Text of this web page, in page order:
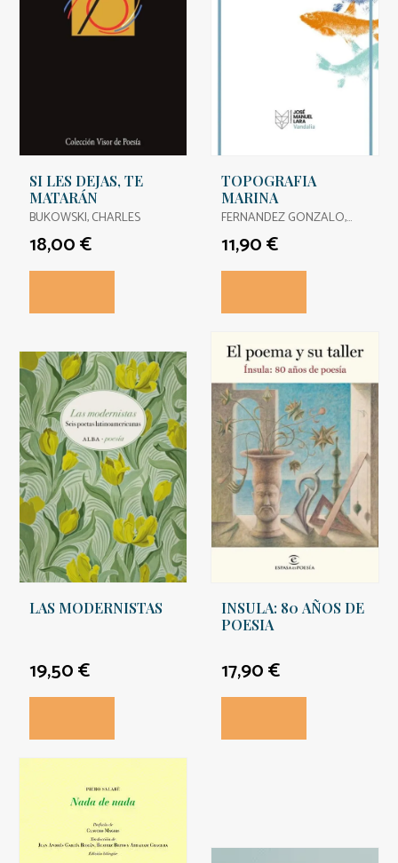
SI LES DEJAS, TE
MATARÁN
BUKOWSKI, CHARLES
18,00 €
TOPOGRAFIA
MARINA
FERNANDEZ GONZALO,
JORGE
11,90 €
LAS MODERNISTAS
19,50 €
INSULA: 80 AÑOS DE
POESIA
17,90 €